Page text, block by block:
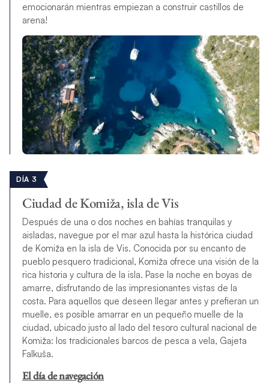
emocionarán mientras empiezan a construir castillos de
arena!
DÍA 3
Ciudad de Komiža, isla de Vis
Después de una o dos noches en bahías tranquilas y
aisladas, navegue por el mar azul hasta la histórica ciudad
de Komiža en la isla de Vis. Conocida por su encanto de
pueblo pesquero tradicional, Komiža ofrece una visión de la
rica historia y cultura de la isla. Pase la noche en boyas de
amarre, disfrutando de las impresionantes vistas de la
costa. Para aquellos que deseen llegar antes y prefieran un
muelle, es posible amarrar en un pequeño muelle de la
ciudad, ubicado justo al lado del tesoro cultural nacional de
Komiža: los tradicionales barcos de pesca a vela, Gajeta
Falkuša.
El día de navegación